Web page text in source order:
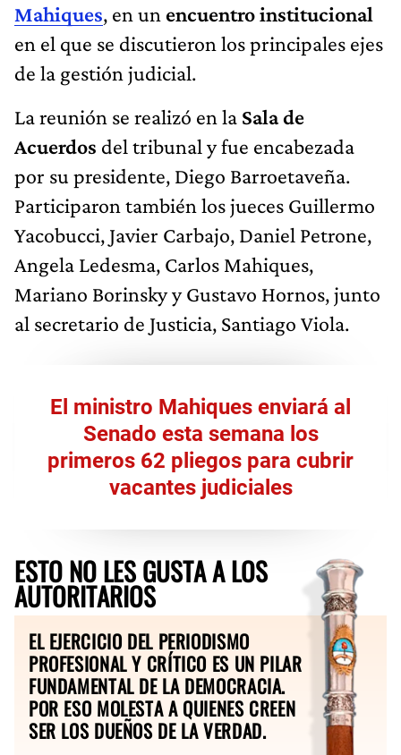
Mahiques, en un encuentro institucional
en el que se discutieron los principales ejes
de la gestión judicial.
La reunión se realizó en la Sala de
Acuerdos del tribunal y fue encabezada
por su presidente, Diego Barroetaveña.
Participaron también los jueces Guillermo
Yacobucci, Javier Carbajo, Daniel Petrone,
Angela Ledesma, Carlos Mahiques,
Mariano Borinsky y Gustavo Hornos, junto
al secretario de Justicia, Santiago Viola.
El ministro Mahiques enviará al
Senado esta semana los
primeros 62 pliegos para cubrir
vacantes judiciales
ESTO NO LES GUSTA A LOS
AUTORITARIOS
EL EJERCICIO DEL PERIODISMO
PROFESIONAL Y CRÍTICO ES UN PILAR
FUNDAMENTAL DE LA DEMOCRACIA.
POR ESO MOLESTA A QUIENES CREEN
SER LOS DUEÑOS DE LA VERDAD.